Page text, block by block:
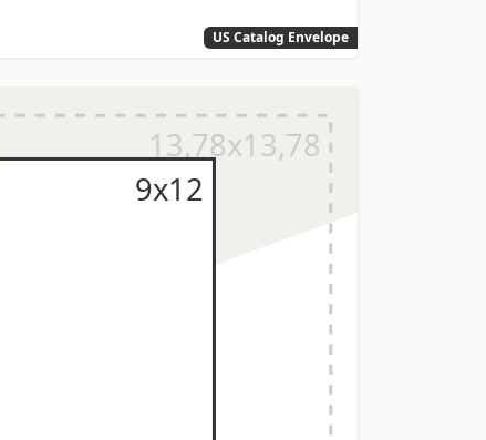
US Catalog Envelope